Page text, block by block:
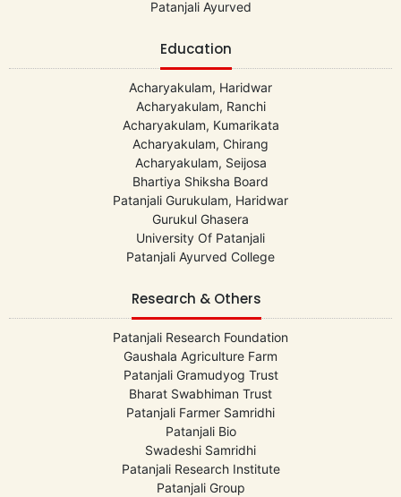
Patanjali Ayurved
Education
Acharyakulam, Haridwar
Acharyakulam, Ranchi
Acharyakulam, Kumarikata
Acharyakulam, Chirang
Acharyakulam, Seijosa
Bhartiya Shiksha Board
Patanjali Gurukulam, Haridwar
Gurukul Ghasera
University Of Patanjali
Patanjali Ayurved College
Research & Others
Patanjali Research Foundation
Gaushala Agriculture Farm
Patanjali Gramudyog Trust
Bharat Swabhiman Trust
Patanjali Farmer Samridhi
Patanjali Bio
Swadeshi Samridhi
Patanjali Research Institute
Patanjali Group